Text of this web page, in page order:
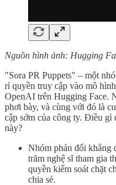
Nguồn hình ảnh: Hugging
"Sora PR Puppets" – một
rỉ quyền truy cập vào mô
OpenAI trên Hugging Face.
phơi bày, và cùng với đó là
cập sớm của công ty. Điều gì
này?
Nhóm phản đối khẳng
trăm nghệ sĩ tham gia
quyền kiểm soát chặt
chia sẻ.